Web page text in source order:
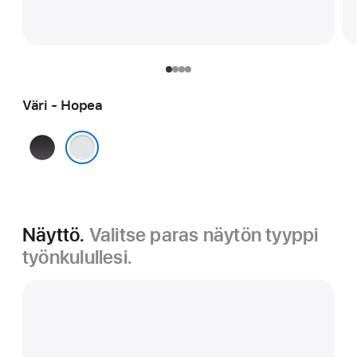
Väri - Hopea
Tähtimusta
Näyttö. Valitse paras näytön tyyppi
työnkulullesi.